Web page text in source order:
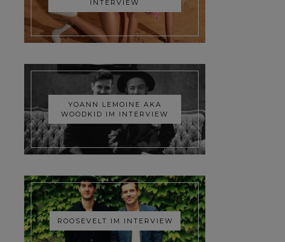
INTERVIEW
YOANN LEMOINE AKA
WOODKID IM INTERVIEW
ROOSEVELT IM INTERVIEW